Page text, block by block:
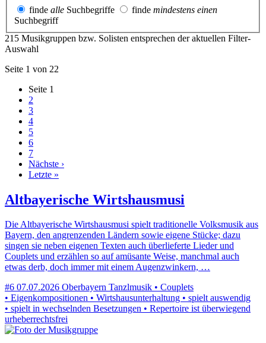
finde alle Suchbegriffe finde mindestens einen
Suchbegriff
215 Musikgruppen bzw. Solisten entsprechen der aktuellen Filter-
Auswahl
Seite 1 von 22
Seite 1
2
3
4
5
6
7
Nächste ›
Letzte »
Altbayerische Wirtshausmusi
Die Altbayerische Wirtshausmusi spielt traditionelle Volksmusik aus
Bayern, den angrenzenden Ländern sowie eigene Stücke; dazu
singen sie neben eigenen Texten auch überlieferte Lieder und
Couplets und erzählen so auf amüsante Weise, manchmal auch
etwas derb, doch immer mit einem Augenzwinkern, …
#6 07.07.2026 Oberbayern Tanzlmusik • Couplets
• Eigenkompositionen • Wirtshausunterhaltung • spielt auswendig
• spielt in wechselnden Besetzungen • Repertoire ist überwiegend
urheberrechtsfrei